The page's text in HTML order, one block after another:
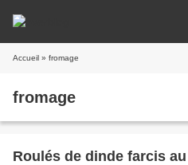
Accueil » fromage
fromage
Roulés de dinde farcis